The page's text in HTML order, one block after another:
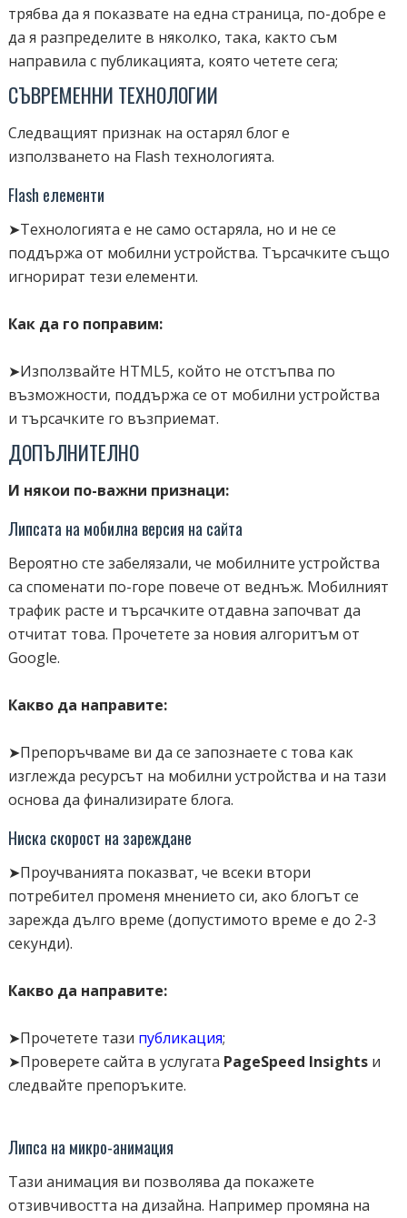
трябва да я показвате на една страница, по-добре е
да я разпределите в няколко, така, както съм
направила с публикацията, която четете сега;
СЪВРЕМЕННИ ТЕХНОЛОГИИ
Следващият признак на остарял блог е
използването на Flash технологията.
Flash елементи
➤Технологията е не само остаряла, но и не се
поддържа от мобилни устройства. Търсачките също
игнорират тези елементи.
Как да го поправим:
➤Използвайте HTML5, който не отстъпва по
възможности, поддържа се от мобилни устройства
и търсачките го възприемат.
ДОПЪЛНИТЕЛНО
И някои по-важни признаци:
Липсата на мобилна версия на сайта
Вероятно сте забелязали, че мобилните устройства
са споменати по-горе повече от веднъж. Мобилният
трафик расте и търсачките отдавна започват да
отчитат това. Прочетете за новия алгоритъм от
Google.
Какво да направите:
➤Препоръчваме ви да се запознаете с това как
изглежда ресурсът на мобилни устройства и на тази
основа да финализирате блога.
Ниска скорост на зареждане
➤Проучванията показват, че всеки втори
потребител променя мнението си, ако блогът се
зарежда дълго време (допустимото време е до 2-3
секунди).
Какво да направите:
➤Прочетете тази публикация;
➤Проверете сайта в услугата PageSpeed Insightsи
следвайте препоръките.
Липса на микро-анимация
Тази анимация ви позволява да покажете
отзивчивостта на дизайна. Например промяна на